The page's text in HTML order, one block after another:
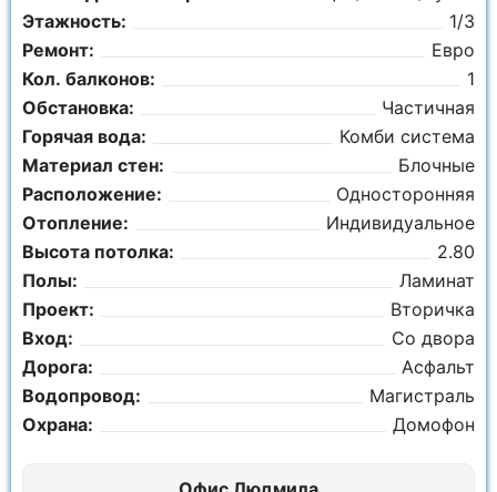
Этажность:
1/3
Ремонт:
Евро
Кол. балконов:
1
Обстановка:
Частичная
Горячая вода:
Комби система
Материал стен:
Блочные
Расположение:
Односторонняя
Отопление:
Индивидуальное
Высота потолка:
2.80
Полы:
Ламинат
Проект:
Вторичка
Вход:
Со двора
Дорога:
Асфальт
Водопровод:
Магистраль
Охрана:
Домофон